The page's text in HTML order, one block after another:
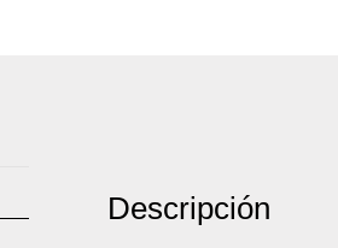
Descripción